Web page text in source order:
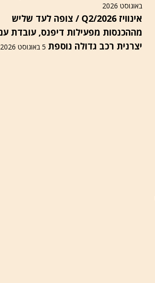
באוגוסט 2026
אינוויז Q2/2026 / צופה לעד שליש
מההכנסות מפעילות דיפנס, עובדת
יצרנית רכב גדולה נוספת 5 באוגוסט 2026